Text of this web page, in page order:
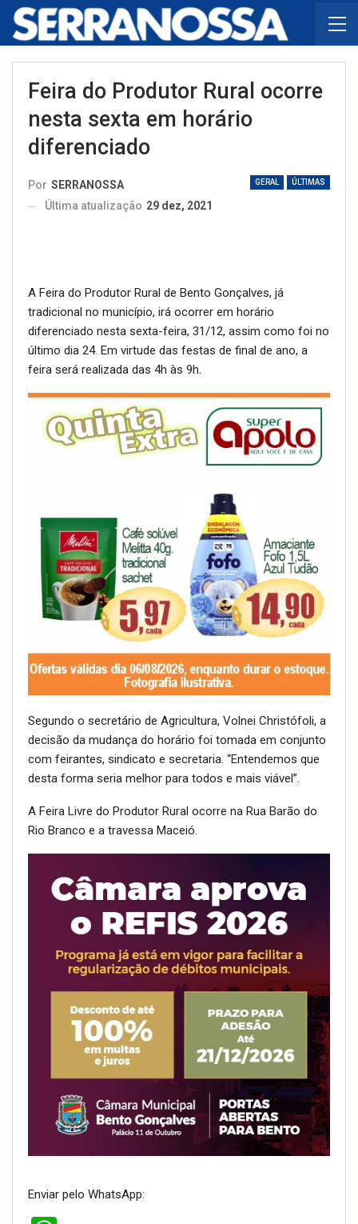
Feira do Produtor Rural ocorre
nesta sexta em horário
diferenciado
GERAL ÚLTIMAS
Por SERRANOSSA
Última atualização 29 dez, 2021
A Feira do Produtor Rural de Bento Gonçalves, já
tradicional no município, irá ocorrer em horário
diferenciado nesta sexta-feira, 31/12, assim como foi no
último dia 24. Em virtude das festas de final de ano, a
feira será realizada das 4h às 9h.
Segundo o secretário de Agricultura, Volnei Christófoli, a
decisão da mudança do horário foi tomada em conjunto
com feirantes, sindicato e secretaria. “Entendemos que
desta forma seria melhor para todos e mais viável”.
A Feira Livre do Produtor Rural ocorre na Rua Barão do
Rio Branco e a travessa Maceió.
Enviar pelo WhatsApp: